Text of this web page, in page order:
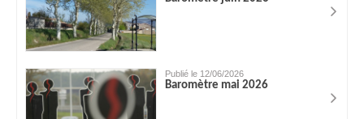
Publié le 12/06/2026
Baromètre mai 2026